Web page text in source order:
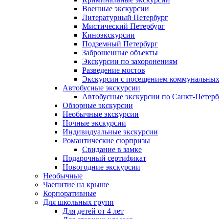
Военные экскурсии
Литературный Петербург
Мистический Петербург
Киноэкскурсии
Подземный Петербург
Заброшенные объекты
Экскурсии по захоронениям
Разведение мостов
Экскурсии с посещением
Автобусные экскурсии
Автобусные экскурсии по Санкт-
Обзорные экскурсии
Необычные экскурсии
Ночные экскурсии
Индивидуальные экскурсии
Романтические сюрпризы
Свидание в замке
Подарочный сертификат
Новогодние экскурсии
Необычные
Чаепитие на крыше
Корпоративные
Для школьных групп
Для детей от 4 лет